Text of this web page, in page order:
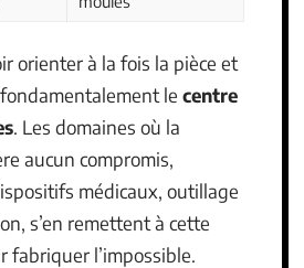
orienter à la fois la pièce et
le centre
. Les domaines où la
aucun compromis,
médicaux, outillage
s’en remettent à cette
fabriquer l’impossible.